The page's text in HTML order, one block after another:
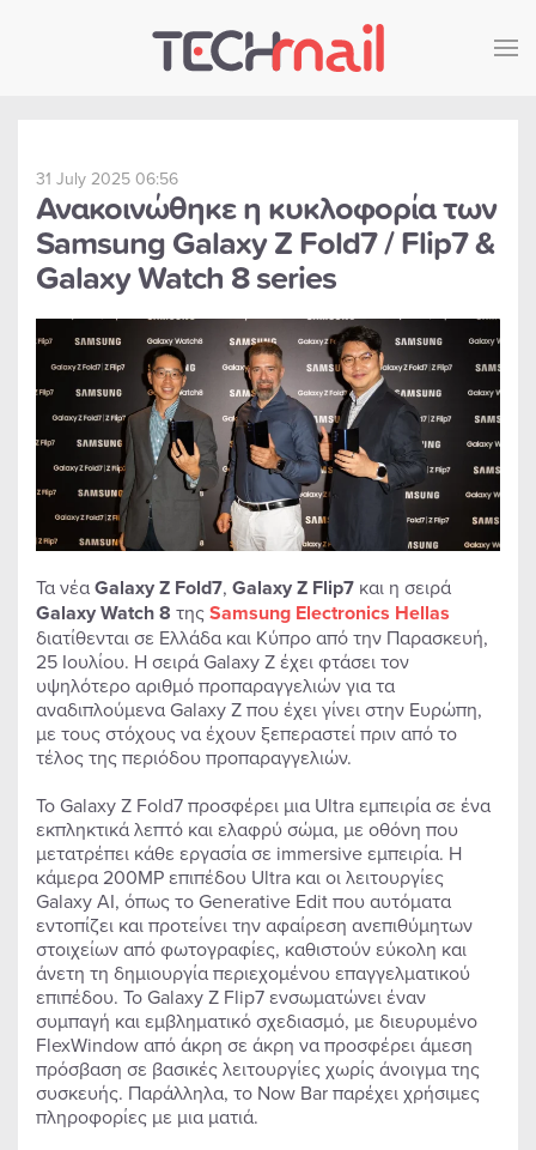
Skip to main content
31 July 2025 06:56
Ανακοινώθηκε η κυκλοφορία των
Samsung Galaxy Z Fold7 / Flip7 &
Galaxy Watch 8 series
Τα νέαGalaxyZ Fold7, GalaxyZ Flip7 και η σειρά
GalaxyWatch 8 τηςSamsung Electronics Hellas
διατίθενται σε Ελλάδα και Κύπρο από την Παρασκευή,
25 Ιουλίου. Η σειρά Galaxy Z έχει φτάσει τον
υψηλότερο αριθμό προπαραγγελιών για τα
αναδιπλούμενα Galaxy Z που έχει γίνει στην Ευρώπη,
με τους στόχους να έχουν ξεπεραστεί πριν από το
τέλος της περιόδου προπαραγγελιών.
Το Galaxy Z Fold7 προσφέρει μια Ultra εμπειρία σε ένα
εκπληκτικά λεπτό και ελαφρύ σώμα, με οθόνη που
μετατρέπει κάθε εργασία σε immersive εμπειρία. Η
κάμερα 200MP επιπέδου Ultra και οι λειτουργίες
Galaxy AI, όπως το Generative Edit που αυτόματα
εντοπίζει και προτείνει την αφαίρεση ανεπιθύμητων
στοιχείων από φωτογραφίες, καθιστούν εύκολη και
άνετη τη δημιουργία περιεχομένου επαγγελματικού
επιπέδου. Το Galaxy Z Flip7 ενσωματώνει έναν
συμπαγή και εμβληματικό σχεδιασμό, με διευρυμένο
FlexWindow από άκρη σε άκρη να προσφέρει άμεση
πρόσβαση σε βασικές λειτουργίες χωρίς άνοιγμα της
συσκευής. Παράλληλα, το Now Bar παρέχει χρήσιμες
πληροφορίες με μια ματιά.